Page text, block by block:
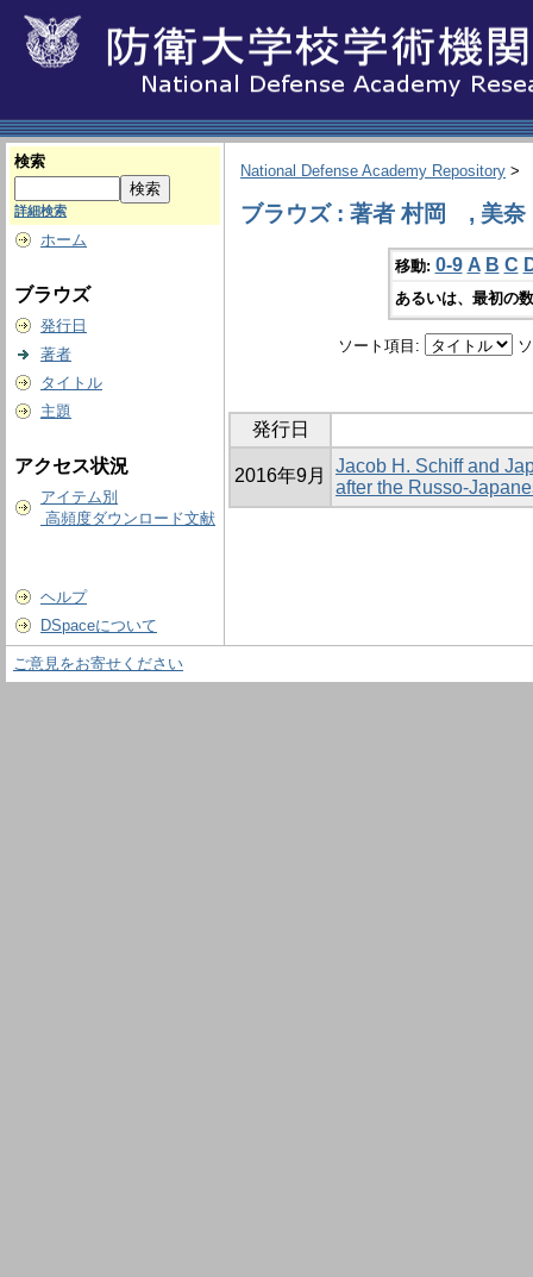
検索
詳細検索
ホーム
ブラウズ
発行日
著者
タイトル
主題
アクセス状況
アイテム別
高頻度ダウンロード文献
ヘルプ
DSpaceについて
National Defense Academy Repository >
ブラウズ : 著者 村岡 , 美奈
移動: 0-9 A B C
あるいは、最初の
ソート項目:
発行日
2016年9月
Jacob H. Schiff and
after the Russo-
ご意見をお寄せください